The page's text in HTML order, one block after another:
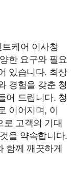
케어 이사청
한 요구와 필요
있습니다. 최상
경험을 갖춘 청
어 드립니다. 청
이어지며, 이
고객의 기대
을 약속합니다.
함께 깨끗하게